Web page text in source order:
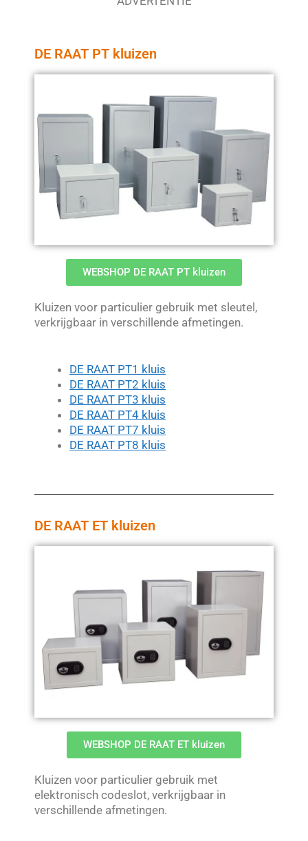
DE RAAT PT kluizen
WEBSHOP DE RAAT PT kluizen
Kluizen voor particulier gebruik met sleutel,
verkrijgbaar in verschillende afmetingen.
DE RAAT PT1 kluis
DE RAAT PT2 kluis
DE RAAT PT3 kluis
DE RAAT PT4 kluis
DE RAAT PT7 kluis
DE RAAT PT8 kluis
DE RAAT ET kluizen
WEBSHOP DE RAAT ET kluizen
Kluizen voor particulier gebruik met
elektronisch codeslot, verkrijgbaar in
verschillende afmetingen.